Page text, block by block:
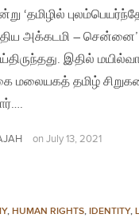
‘தமிழில்
அக்கடமி – சென்னை’
இதில்
மலையகத் தமிழ்
on July 13, 2021
, HUMAN RIGHTS, IDENTITY,